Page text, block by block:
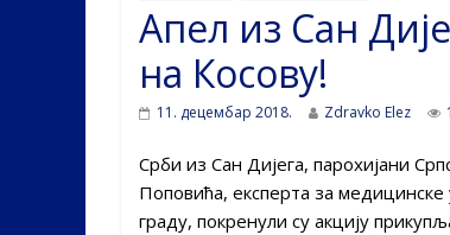
Апел из Сан
на Косову!
11. децембар 2018. Zdravko Elez
Срби из Сан Дијега, парохијани
Поповића, експерта за
граду, покренули су акцију